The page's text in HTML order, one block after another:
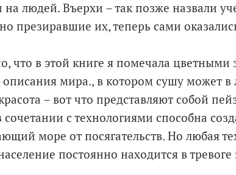
людей. Въерхи – так позже назвали
презиравшие их, теперь сами
что в этой книге я помечала
описания мира., в котором сушу может
– вот что представляют собой
сочетании с технологиями способна
море от посягательств. Но любая
постоянно находится в тревоге